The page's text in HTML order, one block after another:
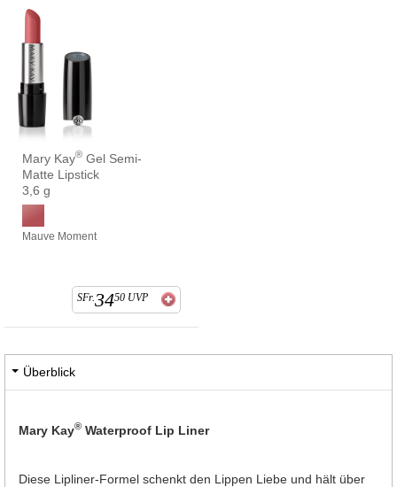
Mary Kay® Gel Semi-
Matte Lipstick
3,6 g
Mauve Moment
SFr.3450 UVP
Überblick
Mary Kay® Waterproof Lip Liner
Diese Lipliner-Formel schenkt den Lippen Liebe und hält über